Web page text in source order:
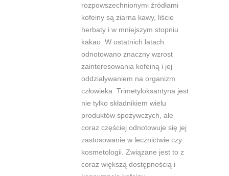
rozpowszechnionymi źródłami
kofeiny są ziarna kawy, liście
herbaty i w mniejszym stopniu
kakao. W ostatnich latach
odnotowano znaczny wzrost
zainteresowania kofeiną i jej
oddziaływaniem na organizm
człowieka. Trimetyloksantyna jest
nie tylko składnikiem wielu
produktów spożywczych, ale
coraz częściej odnotowuje się jej
zastosowanie w lecznictwie czy
kosmetologii. Związane jest to z
coraz większą dostępnością i